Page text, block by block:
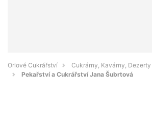
Orlové Cukrářství
Cukrárny, Kavárny,
Pekařství a Cukrářství Jana Šubrtová